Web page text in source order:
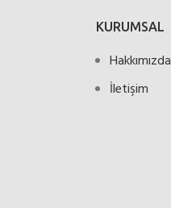
KURUMSAL
Hakkımızda
İletişim